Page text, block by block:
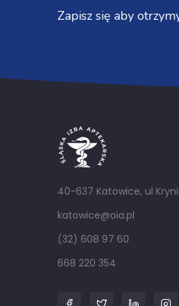
Zapisz się aby
40-637 Katowice, ul
katowice@oia.pl
(32) 608 97 60
668 220 354